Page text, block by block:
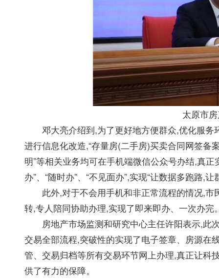
太原市
邓大亮介绍到,为了更好地方便群众,优化服务
进行信息化改造,“存量房(二手房)买卖合同网签备
明”等相关业务均可在手机端微信公众号办结,真正
办”、“随时办”、“不见面办”,实现“让数据多跑路,
此外,对于不会用手机和非正常流程的情况,市
转,专人陪同协助办理,实现了即来即办、一次办完
房地产市场监测和研究中心主任许阳表示,此次
交易全部流程,突破性的实现了电子签章、房源在
管、交易归档等所有交易环节网上办理,真正让科
供了有力的保障。